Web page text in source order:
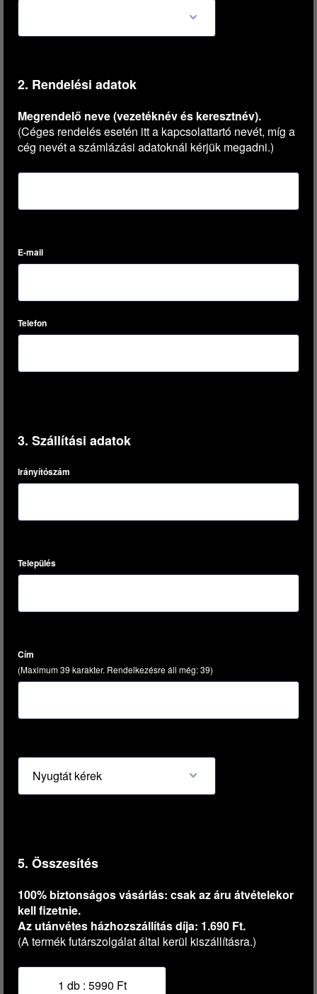
2. Rendelési adatok
Megrendelő neve (vezetéknév és keresztnév).
(Céges rendelés esetén itt a kapcsolattartó nevét, míg a
cég nevét a számlázási adatoknál kérjük megadni.)
E-mail
Telefon
3. Szállítási adatok
Irányítószám
Település
Cím
(Maximum 39 karakter. Rendelkezésre áll még:39)
5. Összesítés
100% biztonságos vásárlás: csak az áru átvételekor
kell fizetnie.
Az utánvétes házhozszállítás díja: 1.690 Ft.
(A termék futárszolgálat által kerül kiszállításra.)